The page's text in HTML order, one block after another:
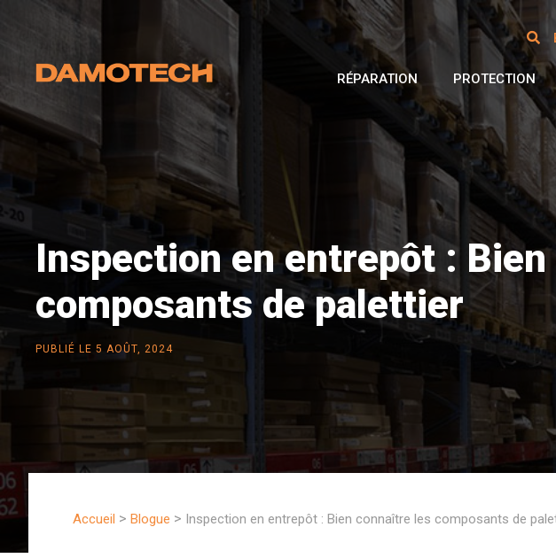
RÉPARATION PROTECTION
Inspection en entrepôt :
composants de palettier
PUBLIÉ LE 5 AOÛT, 2024
Accueil > Blogue > Inspection en entrepôt : Bien connaître les composants de